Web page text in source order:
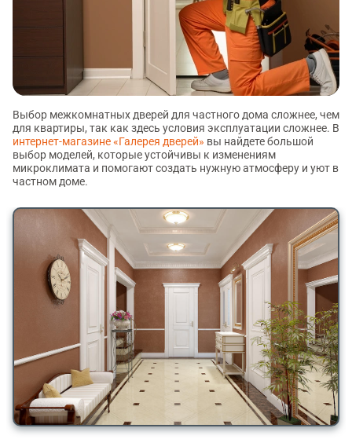
Выбор межкомнатных дверей для частного дома сложнее, чем
для квартиры, так как здесь условия эксплуатации сложнее. В
интернет-магазине «Галерея дверей» вы найдете большой
выбор моделей, которые устойчивы к изменениям
микроклимата и помогают создать нужную атмосферу и уют в
частном доме.